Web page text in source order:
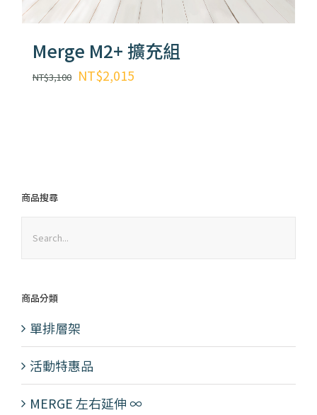
Merge M2+ 擴充組
NT$3,100 原
NT$2,015
商品搜尋
商品分類
單排層架
活動特惠品
MERGE 左右延伸 ∞